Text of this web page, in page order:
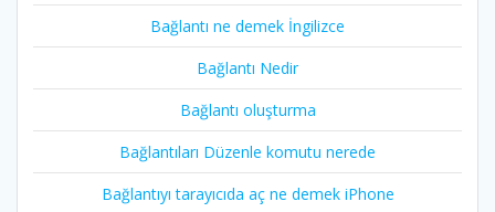
Bağlantı ne demek İngilizce
Bağlantı Nedir
Bağlantı oluşturma
Bağlantıları Düzenle komutu nerede
Bağlantıyı tarayıcıda aç ne demek iPhone